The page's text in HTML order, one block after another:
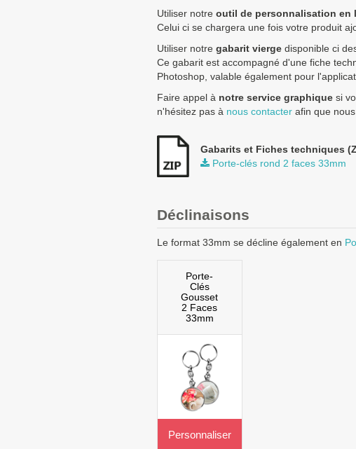
Les clients dans l’Union Européenne
prix HT.
Utiliser notre outil de personnalisation en
Celui ci se chargera une fois votre produit
Utiliser notre gabarit vierge disponible ci
Ce gabarit est accompagné d'une fiche
Photoshop, valable également pour
Faire appel à notre service graphique si
n'hésitez pas à nous contacter afin que
Gabarits et Fiches techniques
Porte-clés rond 2 faces 33mm
Déclinaisons
Le format 33mm se décline également en
Porte-
Clés
Gousset
2 Faces
33mm
Personnaliser